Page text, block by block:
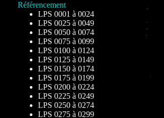
Référencement
LPS 0001 à 0024
LPS 0025 à 0049
LPS 0050 à 0074
LPS 0075 à 0099
LPS 0100 à 0124
LPS 0125 à 0149
LPS 0150 à 0174
LPS 0175 à 0199
LPS 0200 à 0224
LPS 0225 à 0249
LPS 0250 à 0274
LPS 0275 à 0299